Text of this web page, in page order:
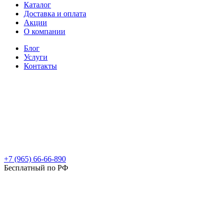
Каталог
Доставка и оплата
Акции
О компании
Блог
Услуги
Контакты
+7 (965) 66-66-890
Бесплатный по РФ